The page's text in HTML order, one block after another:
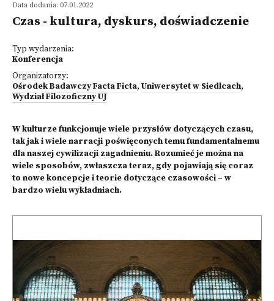
Data dodania: 07.01.2022
Czas - kultura, dyskurs, doświadczenie
Typ wydarzenia:
Konferencja
Organizatorzy:
Ośrodek Badawczy Facta Ficta, Uniwersytet w Siedlcach,
Wydział Filozoficzny UJ
W kulturze funkcjonuje wiele przysłów dotyczących czasu,
tak jak i wiele narracji poświę­conych temu fundamentalnemu
dla naszej cywilizacji zagadnieniu. Rozumieć je można na
wiele sposobów, zwłaszcza teraz, gdy pojawiają się coraz
to nowe koncepcje i teorie dotyczące czasowości – w
bardzo wielu wykładniach.